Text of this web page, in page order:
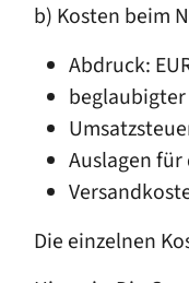
b) Kosten beim
Abdruck:
beglaubigter
Auslagen für
Die einzelnen